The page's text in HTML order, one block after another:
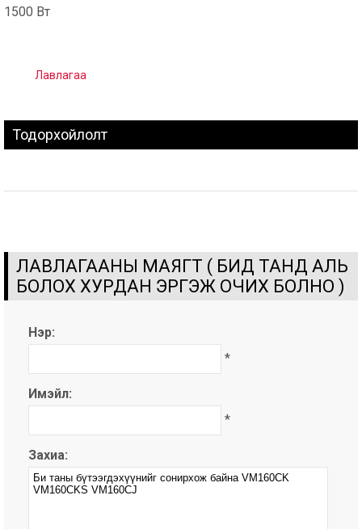
1500 Вт
Лавлагаа
Тодорхойлолт
ЛАВЛАГААНЫ МАЯГТ ( БИД ТАНД АЛЬ
БОЛОХ ХУРДАН ЭРГЭЖ ОЧИХ БОЛНО )
Нэр:
*
Имэйл:
*
Захиа: